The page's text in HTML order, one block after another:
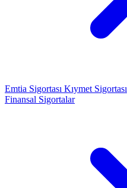
Emtia Sigortası Kıymet Sigortası
Finansal Sigortalar